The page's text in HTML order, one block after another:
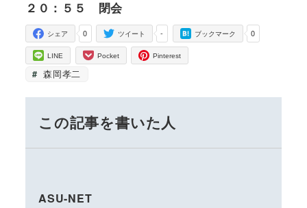
２０：５５ 閉会
0
シェア -
ツイート 0
ブックマーク
LINE Pocket Pinterest
森岡孝二
この記事を書いた人
ASU-NET